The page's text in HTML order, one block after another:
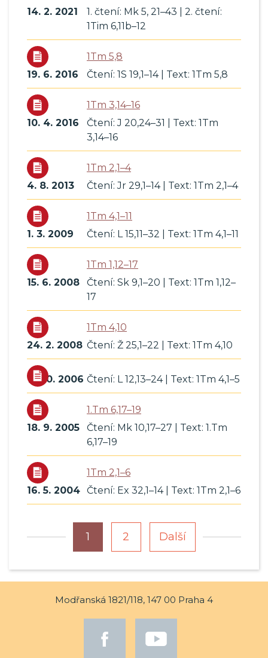
14. 2. 2021
1. čtení: Mk 5, 21–43 | 2. čtení:
1Tim 6,11b–12
1Tm 5,8
19. 6. 2016
Čtení: 1S 19,1–14 | Text: 1Tm 5,8
1Tm 3,14–16
10. 4. 2016
Čtení: J 20,24–31 | Text: 1Tm
3,14–16
1Tm 2,1–4
4. 8. 2013
Čtení: Jr 29,1–14 | Text: 1Tm 2,1–4
1Tm 4,1–11
1. 3. 2009
Čtení: L 15,11–32 | Text: 1Tm 4,1–11
1Tm 1,12–17
15. 6. 2008
Čtení: Sk 9,1–20 | Text: 1Tm 1,12–
17
1Tm 4,10
24. 2. 2008 Čtení: Ž 25,1–22 | Text: 1Tm 4,10
15. 10. 2006 Čtení: L 12,13–24 | Text: 1Tm 4,1–5
1.Tm 6,17–19
18. 9. 2005
Čtení: Mk 10,17–27 | Text: 1.Tm
6,17–19
1Tm 2,1–6
16. 5. 2004 Čtení: Ex 32,1–14 | Text: 1Tm 2,1–6
1 2 Další
Modřanská 1821/118, 147 00 Praha 4